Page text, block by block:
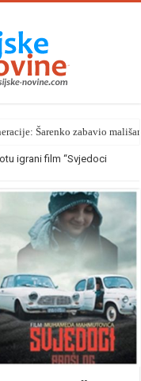
Šarenko zabavio
igrani film “Svjedoci